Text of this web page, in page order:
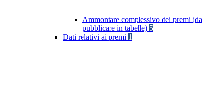
Ammontare complessivo dei premi (da
pubblicare in tabelle) 5
Dati relativi ai premi 1